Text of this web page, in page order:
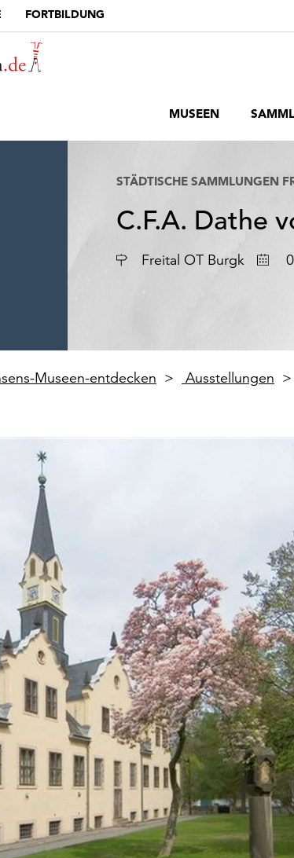
FORTBILDUNG
MUSEEN
STÄDTISCHE SAMMLUNGEN
C.F.A. Dathe
Ort Freital OT Burgk
Museen-entdecken Ausstellungen